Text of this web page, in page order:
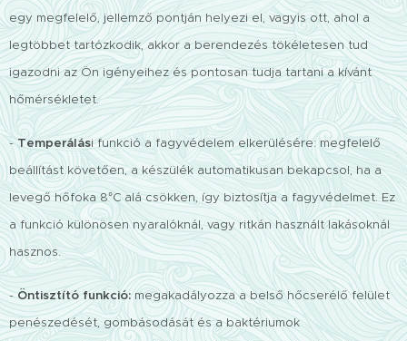
egy megfelelő, jellemző pontján helyezi el, vagyis ott, ahol a
legtöbbet tartózkodik, akkor a berendezés tökéletesen tud
igazodni az Ön igényeihez és pontosan tudja tartani a kívánt
hőmérsékletet.
-Temperálási funkció a fagyvédelem elkerülésére: megfelelő
beállítást követően, a készülék automatikusan bekapcsol, ha a
levegő hőfoka 8°C alá csökken, így biztosítja a fagyvédelmet. Ez
a funkció különösen nyaralóknál, vagy ritkán használt lakásoknál
hasznos.
-Öntisztító funkció:megakadályozza a belső hőcserélő felület
penészedését, gombásodását és a baktériumok